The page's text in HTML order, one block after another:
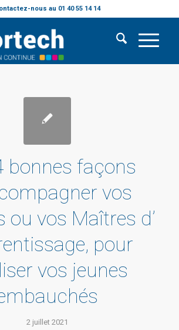
nous au 01 40 55 14 14
bonnes façons
vos
ou vos Maîtres d’
pour
vos jeunes
2 juillet 2021